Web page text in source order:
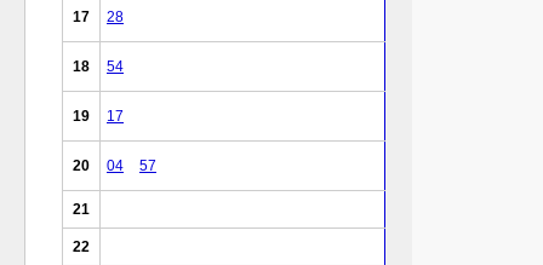
17 28
18 54
19 17
20 04 57
21
22